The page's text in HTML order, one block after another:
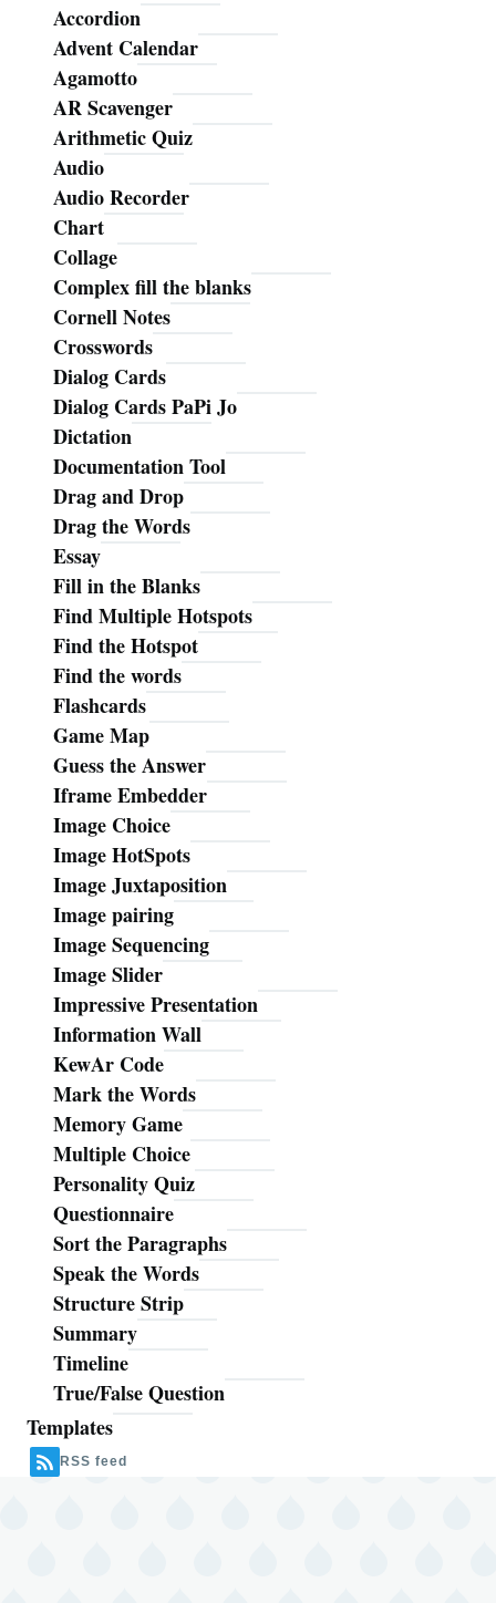
Accordion
Advent Calendar
Agamotto
AR Scavenger
Arithmetic Quiz
Audio
Audio Recorder
Chart
Collage
Complex fill the blanks
Cornell Notes
Crosswords
Dialog Cards
Dialog Cards PaPi Jo
Dictation
Documentation Tool
Drag and Drop
Drag the Words
Essay
Fill in the Blanks
Find Multiple Hotspots
Find the Hotspot
Find the words
Flashcards
Game Map
Guess the Answer
Iframe Embedder
Image Choice
Image HotSpots
Image Juxtaposition
Image pairing
Image Sequencing
Image Slider
Impressive Presentation
Information Wall
KewAr Code
Mark the Words
Memory Game
Multiple Choice
Personality Quiz
Questionnaire
Sort the Paragraphs
Speak the Words
Structure Strip
Summary
Timeline
True/False Question
Templates
RSS feed